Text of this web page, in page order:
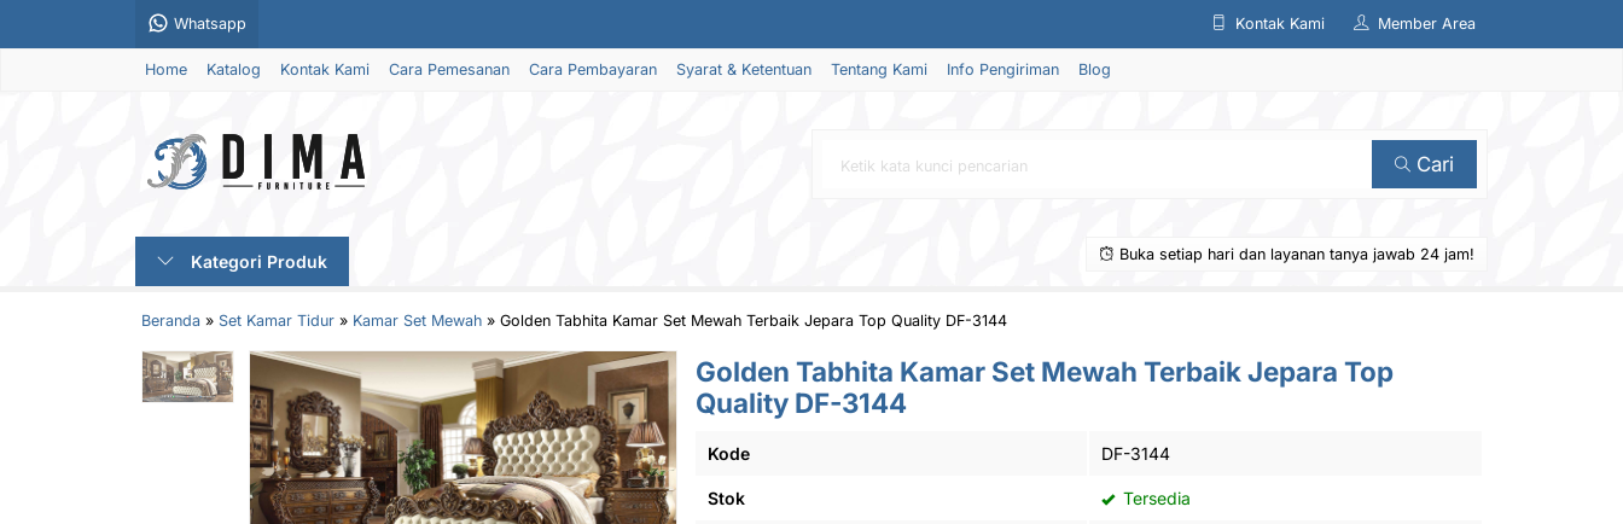
Whatsapp Kontak Kami Member Area
Home Katalog Kontak Kami Cara Pemesanan Cara Pembayaran Syarat & Ketentuan Tentang Kami Info Pengiriman Blog
Cari
Kategori Produk Buka setiap hari dan layanan tanya jawab 24 jam!
Beranda » Set Kamar Tidur » Kamar Set Mewah » Golden Tabhita Kamar Set Mewah Terbaik Jepara Top Quality DF-3144
Golden Tabhita Kamar Set Mewah Terbaik Jepara Top
Quality DF-3144
Kode DF-3144
Stok Tersedia